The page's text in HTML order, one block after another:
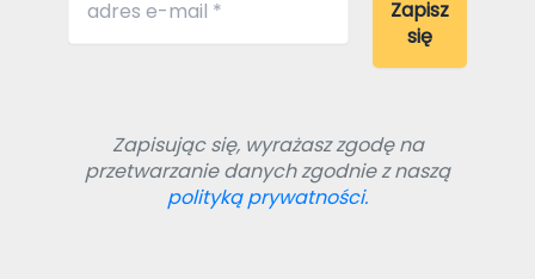
Zapisując się, wyrażasz zgodę na
przetwarzanie danych zgodnie z naszą
polityką prywatności.